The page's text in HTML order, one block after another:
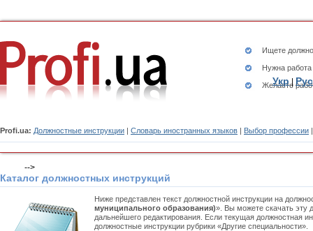
Ищете
Нужна
Желаете
Profi.ua: Должностные инструкции | Словарь иностранных языков | Выбор профессии
Укр| Рус
-->
Каталог должностных инструкций
Ниже представлен текст должностной инструкции на
муниципального образования)». Вы можете скачать эту
дальнейшего редактирования. Если текущая должностная
должностные инструкции рубрики «Другие специальности».